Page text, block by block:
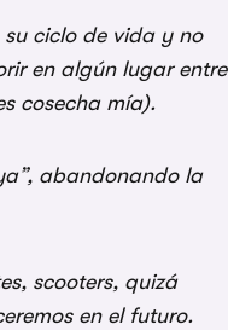
ciclo de vida y no
en algún lugar entre
cosecha mía).
abandonando la
scooters, quizá
en el futuro.